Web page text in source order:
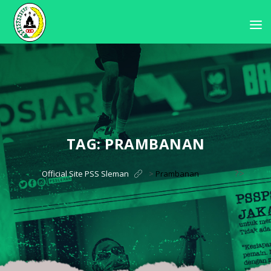
TAG:PRAMBANAN
Official Site PSS Sleman > Prambanan ?>